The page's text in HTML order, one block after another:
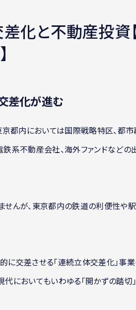
化と不動産投資
差化が進む
都内においては国際戦略特区、都
系不動産会社、海外ファンドなどの
せんが、東京都内の鉄道の利便性や
に交差させる「連続立体交差化」事
においてもいわゆる「開かずの踏切」